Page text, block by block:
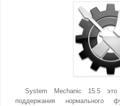
System Mechanic 15.5 это
поддержания нормального